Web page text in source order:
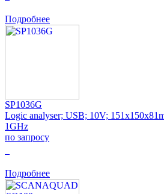
Подробнее
SP1036G
Logic analyser; USB; 10V;
1GHz
по запросу
Подробнее